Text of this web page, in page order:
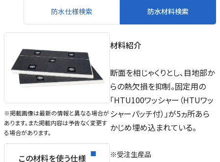
防水仕様検索 防水材料検索
※掲載画像は最新の情報と異なる場合が
あります。また掲載内容は予告なく変更す
る場合があります。
この材料を使う仕様
材料紹介
断面を相じゃくりとし、目地部か
らの熱欠損を抑制。固定用の
「HTU100ワッシャー（HTUワッ
シャーパッチ付）」が5ヵ所あら
かじめ埋め込まれている。
※受注生産品